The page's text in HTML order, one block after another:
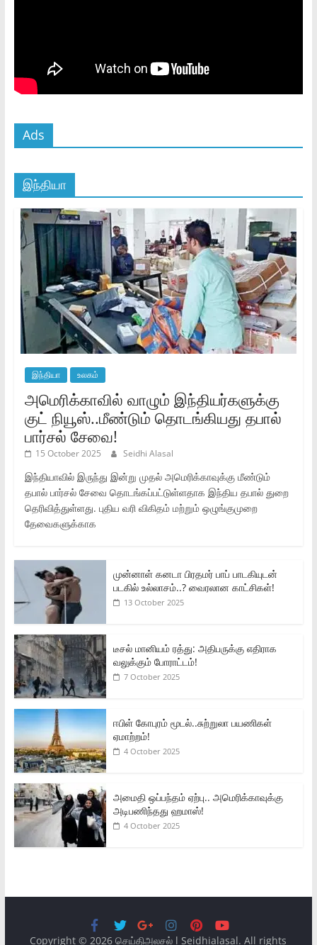
Ads
இந்தியா
இந்தியா உலகம்
அமெரிக்காவில் வாழும் இந்தியர்களுக்கு
குட் நியூஸ்..மீண்டும் தொடங்கியது தபால்
பார்சல் சேவை!
15 October 2025 Seidhi Alasal
இந்தியாவில் இருந்து இன்று முதல் அமெரிக்காவுக்கு மீண்டும்
தபால் பார்சல் சேவை தொடங்கப்பட்டுள்ளதாக இந்திய தபால் துறை
தெரிவித்துள்ளது. புதிய வரி விகிதம் மற்றும் ஒழுங்குமுறை
தேவைகளுக்காக
முன்னாள் கனடா பிரதமர் பாப் பாடகியுடன்
படகில் உல்லாசம்..? வைரலான காட்சிகள்!
13 October 2025
டீசல் மானியம் ரத்து: அதிபருக்கு எதிராக
வலுக்கும் போராட்டம்!
7 October 2025
ஈபிள் கோபுரம் மூடல்..சுற்றுலா பயணிகள்
ஏமாற்றம்!
4 October 2025
அமைதி ஒப்பந்தம் ஏற்பு.. அமெரிக்காவுக்கு
அடிபணிந்தது ஹமாஸ்!
4 October 2025
Copyright © 2026செய்திஅலசல் l Seidhialasal. All rights